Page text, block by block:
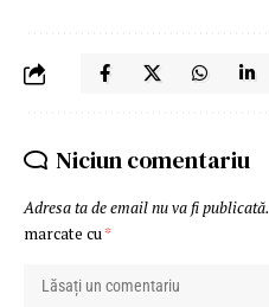
Niciun comentariu
Adresa ta de email nu va fi publicată.
marcate cu *